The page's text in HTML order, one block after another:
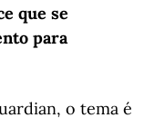
que se
para
o tema é